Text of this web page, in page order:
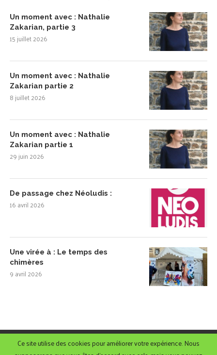
Un moment avec : Nathalie
Zakarian, partie 3
15 juillet 2026
Un moment avec : Nathalie
Zakarian partie 2
8 juillet 2026
Un moment avec : Nathalie
Zakarian partie 1
29 juin 2026
De passage chez Néoludis :
16 avril 2026
Une virée à : Le temps des
chimères
9 avril 2026
@2022 - Gameovert.net
Ce site utilise des cookies pour améliorer votre expérience. Nous